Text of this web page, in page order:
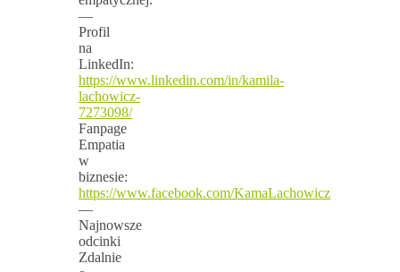
—
Profil
na
LinkedIn:
https://www.linkedin.com/in/kamila-
lachowicz-
7273098/
Fanpage
Empatia
w
biznesie:
https://www.facebook.com/KamaLachowicz
—
Najnowsze
odcinki
Zdalnie